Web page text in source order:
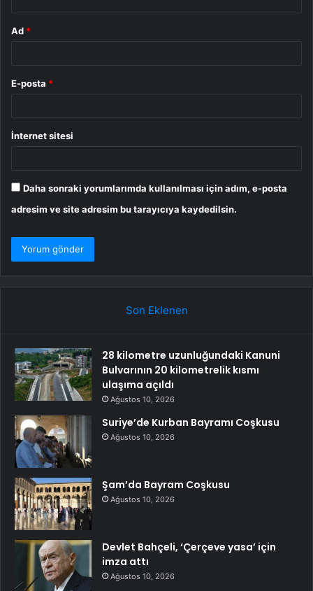
Ad *
E-posta *
İnternet sitesi
Daha sonraki yorumlarımda kullanılması için adım, e-posta
adresim ve site adresim bu tarayıcıya kaydedilsin.
Son Eklenen
28 kilometre uzunluğundaki Kanuni
Bulvarının 20 kilometrelik kısmı
ulaşıma açıldı
Ağustos 10, 2026
Suriye’de Kurban Bayramı Coşkusu
Ağustos 10, 2026
Şam’da Bayram Coşkusu
Ağustos 10, 2026
Devlet Bahçeli, ‘Çerçeve yasa’ için
imza attı
Ağustos 10, 2026